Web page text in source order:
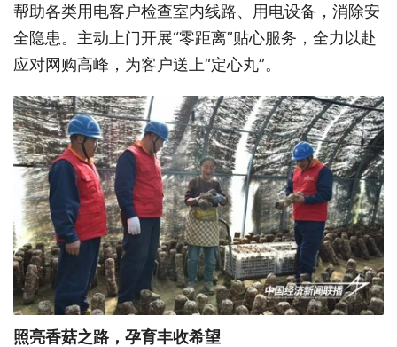
帮助各类用电客户检查室内线路、用电设备，消除安
全隐患。主动上门开展“零距离”贴心服务，全力以赴
应对网购高峰，为客户送上“定心丸”。
照亮香菇之路，孕育丰收希望